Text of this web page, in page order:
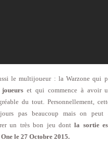
le multijoueur : la Warzone qui
et qui commence à avoir
du tout. Personnellement,
pas beaucoup mais on peut
un très bon jeu dontla sortie
le 27 Octobre 2015.